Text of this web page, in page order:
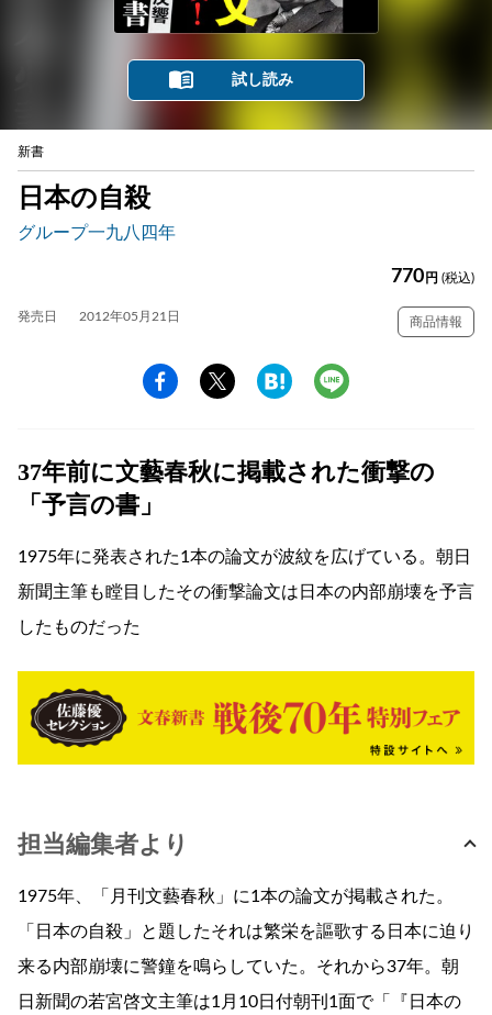
試し読み
新書
日本の自殺
グループ一九八四年
770 円 (税込)
発売日 2012年05月21日 商品情報
37年前に文藝春秋に掲載された衝撃の
「予言の書」
1975年に発表された1本の論文が波紋を広げている。朝日
新聞主筆も瞠目したその衝撃論文は日本の内部崩壊を予言
したものだった
担当編集者より
1975年、「月刊文藝春秋」に1本の論文が掲載された。
「日本の自殺」と題したそれは繁栄を謳歌する日本に迫り
来る内部崩壊に警鐘を鳴らしていた。それから37年。朝
日新聞の若宮啓文主筆は1月10日付朝刊1面で「『日本の